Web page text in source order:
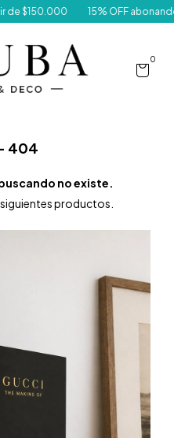
15% OFF abonando con
0
404
no existe.
productos.